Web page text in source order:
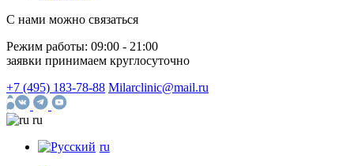
С нами можно связаться
Режим работы: 09:00 - 21:00
заявки принимаем круглосуточно
+7 (495) 183-78-88 Milarclinic@mail.ru
ru
ru